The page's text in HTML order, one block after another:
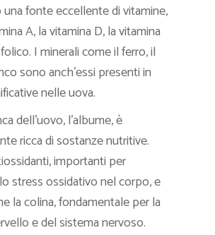
fonte eccellente di vitamine,
A, la vitamina D, la vitamina
folico. I minerali come il ferro, il
sono anch’essi presenti in
nelle uova.
dell’uovo, l’albume, è
ricca di sostanze nutritive.
importanti per
stress ossidativo nel corpo, e
la colina, fondamentale per la
e del sistema nervoso.